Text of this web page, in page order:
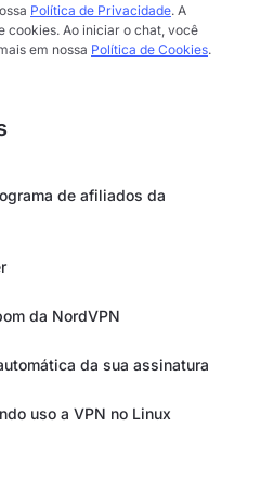
Política de Privacidade. A
cookies. Ao iniciar o chat, você
em nossa Política de Cookies.
de afiliados da
da NordVPN
da sua assinatura
uso a VPN no Linux